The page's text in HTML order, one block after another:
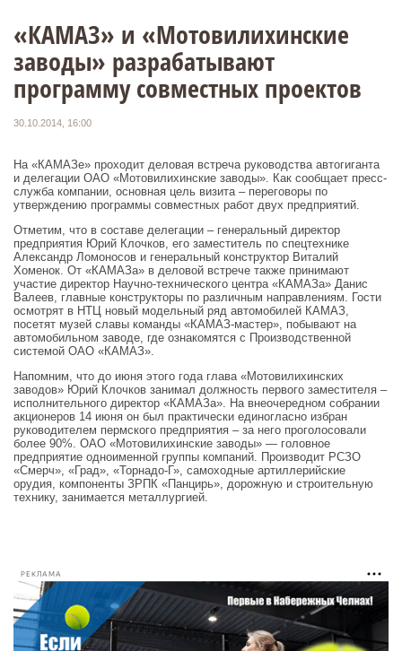
«КАМАЗ» и «Мотовилихинские
заводы» разрабатывают
программу совместных проектов
30.10.2014, 16:00
На «КАМАЗе» проходит деловая встреча руководства автогиганта
и делегации ОАО «Мотовилихинские заводы». Как сообщает пресс-
служба компании, основная цель визита – переговоры по
утверждению программы совместных работ двух предприятий.
Отметим, что в составе делегации – генеральный директор
предприятия Юрий Клочков, его заместитель по спецтехнике
Александр Ломоносов и генеральный конструктор Виталий
Хоменок. От «КАМАЗа» в деловой встрече также принимают
участие директор Научно-технического центра «КАМАЗа» Данис
Валеев, главные конструкторы по различным направлениям. Гости
осмотрят в НТЦ новый модельный ряд автомобилей КАМАЗ,
посетят музей славы команды «КАМАЗ-мастер», побывают на
автомобильном заводе, где ознакомятся с Производственной
системой ОАО «КАМАЗ».
Напомним, что до июня этого года глава «Мотовилихинских
заводов» Юрий Клочков занимал должность первого заместителя –
исполнительного директор «КАМАЗа». На внеочередном собрании
акционеров 14 июня он был практически единогласно избран
руководителем пермского предприятия – за него проголосовали
более 90%. ОАО «Мотовилихинские заводы» — головное
предприятие одноименной группы компаний. Производит РСЗО
«Смерч», «Град», «Торнадо-Г», самоходные артиллерийские
орудия, компоненты ЗРПК «Панцирь», дорожную и строительную
технику, занимается металлургией.
РЕКЛАМА